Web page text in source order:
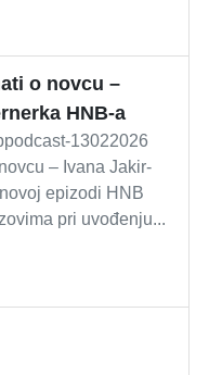
o novcu –
HNB-a
13022026
– Ivana Jakir-
epizodi HNB
pri uvođenju...